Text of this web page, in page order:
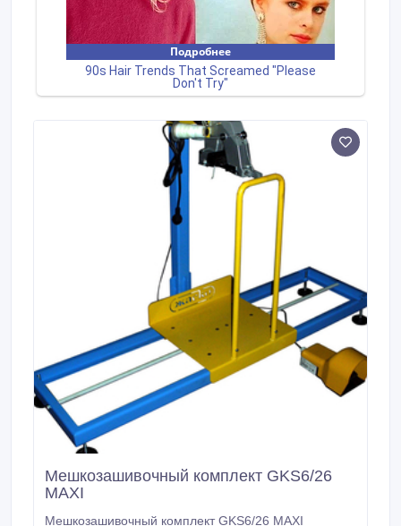
Мешкозашивочный комплект GKS6/26
MAXI
Мешкозашивочный комплект GKS6/26 MAXI